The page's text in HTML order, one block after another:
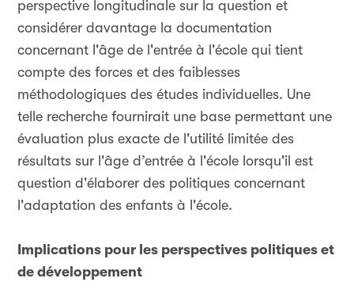
perspective longitudinale sur la question et
considérer davantage la documentation
concernant l'âge de l'entrée à l'école qui tient
compte des forces et des faiblesses
méthodologiques des études individuelles. Une
telle recherche fournirait une base permettant une
évaluation plus exacte de l'utilité limitée des
résultats sur l'âge d’entrée à l'école lorsqu'il est
question d'élaborer des politiques concernant
l'adaptation des enfants à l'école.
Implications pour les perspectives politiques et
de développement